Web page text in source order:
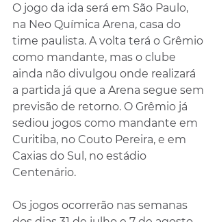
O jogo da ida será em São Paulo,
na Neo Química Arena, casa do
time paulista. A volta terá o Grêmio
como mandante, mas o clube
ainda não divulgou onde realizará
a partida já que a Arena segue sem
previsão de retorno. O Grêmio já
sediou jogos como mandante em
Curitiba, no Couto Pereira, e em
Caxias do Sul, no estádio
Centenário.
Os jogos ocorrerão nas semanas